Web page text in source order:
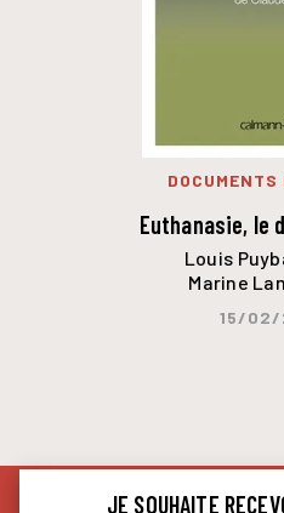
Euthanasie, le
Louis
Marine
15/02/
JE SOUHAITE